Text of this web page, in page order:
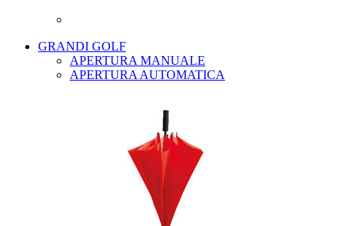
GRANDI GOLF
APERTURA MANUALE
APERTURA AUTOMATICA